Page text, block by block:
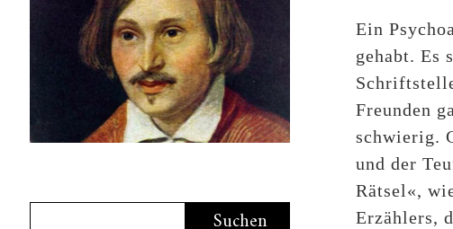
Ein
gehabt.
Freunden
schwierig.
und der
Rätsel«,
Erzählers,